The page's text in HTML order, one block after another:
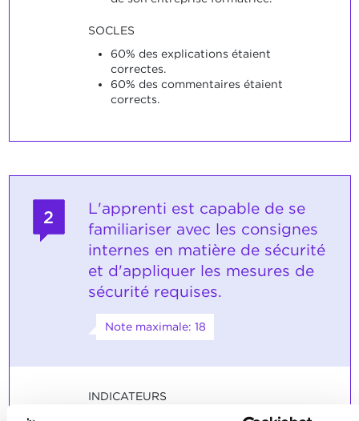
SOCLES
60% des explications étaient
correctes.
60% des commentaires étaient
corrects.
2
L'apprenti est capable de se
familiariser avec les consignes
internes en matière de sécurité
et d'appliquer les mesures de
sécurité requises.
Note maximale: 18
INDICATEURS